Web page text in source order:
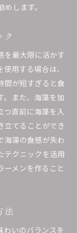
します。
ク
を最大限に活かす
用する場合は、
間が短すぎると食
。また、海藻を加
つ直前に海藻を入
立てることができ
海藻の食感が失わ
テクニックを活用
ーメンを作ること
法
わいのバランスを